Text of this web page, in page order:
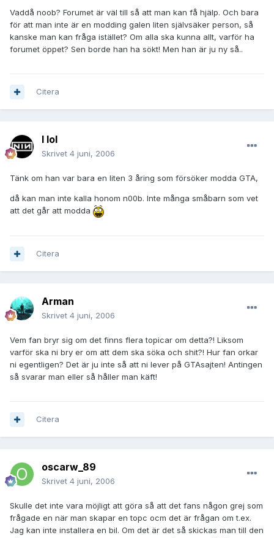
Vaddå noob? Forumet är väl till så att man kan få hjälp. Och bara
för att man inte är en modding galen liten självsäker person, så
kanske man kan fråga istället? Om alla ska kunna allt, varför ha
forumet öppet? Sen borde han ha sökt! Men han är ju ny så..
Citera
I lol
Skrivet 4 juni, 2006
Tänk om han var bara en liten 3 åring som försöker modda GTA,
då kan man inte kalla honom n00b. Inte många småbarn som vet
att det går att modda
Citera
Arman
Skrivet 4 juni, 2006
Vem fan bryr sig om det finns flera topicar om detta?! Liksom
varför ska ni bry er om att dem ska söka och shit?! Hur fan orkar
ni egentligen? Det är ju inte så att ni lever på GTAsajten! Antingen
så svarar man eller så håller man käft!
Citera
oscarw_89
Skrivet 4 juni, 2006
Skulle det inte vara möjligt att göra så att det fans någon grej som
frågade en när man skapar en topc ocm det är frågan om t.ex.
Jag kan inte installera en bil. Om det är det så skickas man till den